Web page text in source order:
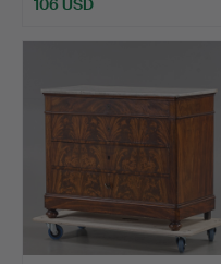
106 USD